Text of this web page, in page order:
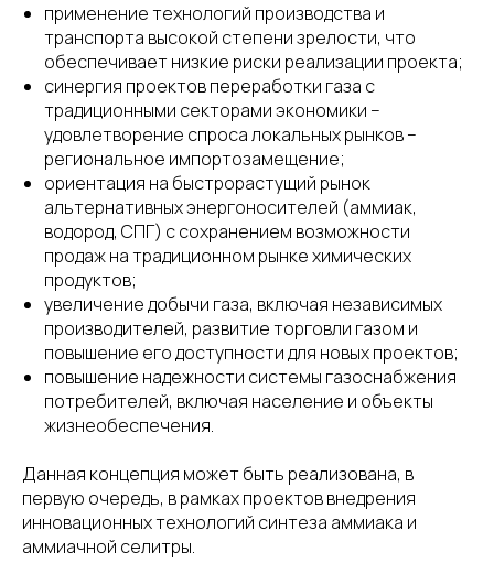
применение технологий производства и
транспорта высокой степени зрелости, что
обеспечивает низкие риски реализации проекта;
синергия проектов переработки газа с
традиционными секторами экономики –
удовлетворение спроса локальных рынков –
региональное импортозамещение;
ориентация на быстрорастущий рынок
альтернативных энергоносителей (аммиак,
водород, СПГ) с сохранением возможности
продаж на традиционном рынке химических
продуктов;
увеличение добычи газа, включая независимых
производителей, развитие торговли газом и
повышение его доступности для новых проектов;
повышение надежности системы газоснабжения
потребителей, включая население и объекты
жизнеобеспечения.
Данная концепция может быть реализована, в
первую очередь, в рамках проектов внедрения
инновационных технологий синтеза аммиака и
аммиачной селитры.